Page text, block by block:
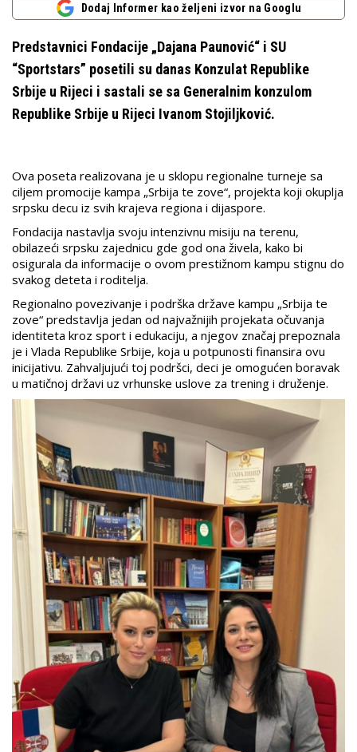
Dodaj Informer kao željeni izvor na Googlu
Predstavnici Fondacije „Dajana Paunović“ i SU
“Sportstars” posetili su danas Konzulat Republike
Srbije u Rijeci i sastali se sa Generalnim konzulom
Republike Srbije u Rijeci Ivanom Stojiljković.
Ova poseta realizovana je u sklopu regionalne turneje sa
ciljem promocije kampa „Srbija te zove“, projekta koji okuplja
srpsku decu iz svih krajeva regiona i dijaspore.
Fondacija nastavlja svoju intenzivnu misiju na terenu,
obilazeći srpsku zajednicu gde god ona živela, kako bi
osigurala da informacije o ovom prestižnom kampu stignu do
svakog deteta i roditelja.
Regionalno povezivanje i podrška države kampu „Srbija te
zove“ predstavlja jedan od najvažnijih projekata očuvanja
identiteta kroz sport i edukaciju, a njegov značaj prepoznala
je i Vlada Republike Srbije, koja u potpunosti finansira ovu
inicijativu. Zahvaljujući toj podršci, deci je omogućen boravak
u matičnoj državi uz vrhunske uslove za trening i druženje.